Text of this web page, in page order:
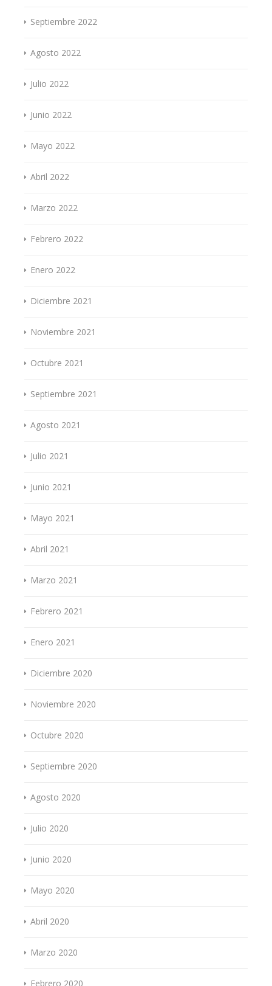
Septiembre 2022
Agosto 2022
Julio 2022
Junio 2022
Mayo 2022
Abril 2022
Marzo 2022
Febrero 2022
Enero 2022
Diciembre 2021
Noviembre 2021
Octubre 2021
Septiembre 2021
Agosto 2021
Julio 2021
Junio 2021
Mayo 2021
Abril 2021
Marzo 2021
Febrero 2021
Enero 2021
Diciembre 2020
Noviembre 2020
Octubre 2020
Septiembre 2020
Agosto 2020
Julio 2020
Junio 2020
Mayo 2020
Abril 2020
Marzo 2020
Febrero 2020